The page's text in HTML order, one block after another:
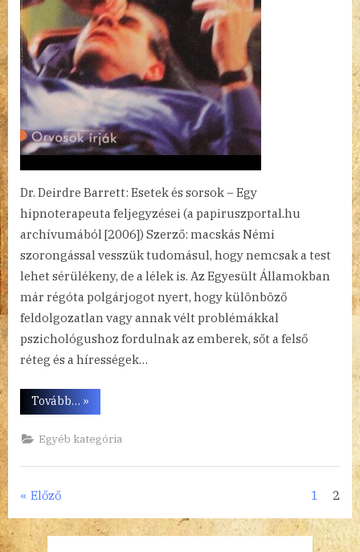
Dr. Deirdre Barrett: Esetek és sorsok – Egy
hipnoterapeuta feljegyzései (a papiruszportal.hu
archívumából [2006]) Szerző: macskás Némi
szorongással vesszük tudomásul, hogy nemcsak a test
lehet sérülékeny, de a lélek is. Az Egyesült Államokban
már régóta polgárjogot nyert, hogy különböző
feldolgozatlan vagy annak vélt problémákkal
pszichológushoz fordulnak az emberek, sőt a felső
réteg és a hírességek…
Tovább… “Hipnózis?
Hipnózis”
»
Egyéb kategória
Bejegyzések
lapozása
Előző 1 2